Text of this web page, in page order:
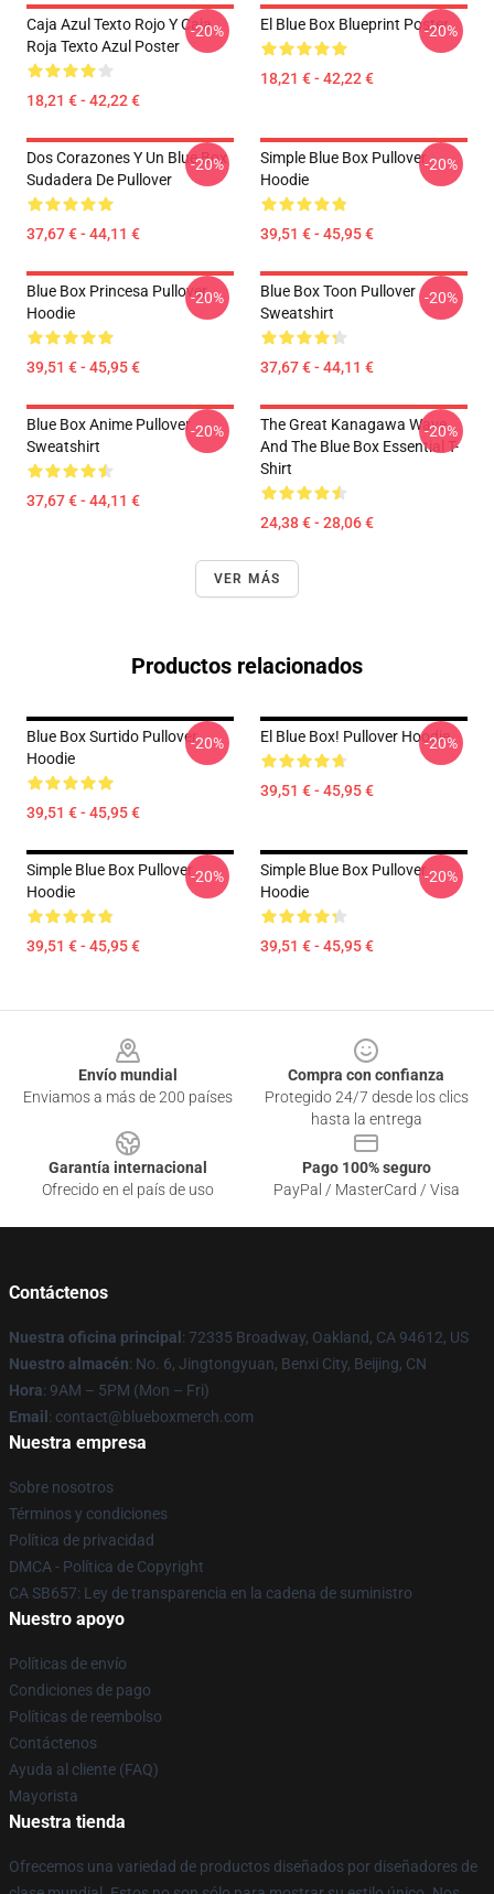
Caja Azul Texto Rojo Y Caja
Roja Texto Azul Poster
18,21 € - 42,22 €
-20% El Blue Box Blueprint Poster
18,21 € - 42,22 €
-20%
Dos Corazones Y Un Blue Box
Sudadera De Pullover
37,67 € - 44,11 €
-20%
Simple Blue Box Pullover
Hoodie
39,51 € - 45,95 €
-20%
Blue Box Princesa Pullover
Hoodie
39,51 € - 45,95 €
-20%
Blue Box Toon Pullover
Sweatshirt
37,67 € - 44,11 €
-20%
Blue Box Anime Pullover
Sweatshirt
37,67 € - 44,11 €
-20%
The Great Kanagawa Wave
And The Blue Box Essential T-
Shirt
24,38 € - 28,06 €
-20%
VER MÁS
Productos relacionados
Blue Box Surtido Pullover
Hoodie
39,51 € - 45,95 €
-20% El Blue Box! Pullover Hoodie
39,51 € - 45,95 €
-20%
Simple Blue Box Pullover
Hoodie
39,51 € - 45,95 €
-20%
Simple Blue Box Pullover
Hoodie
39,51 € - 45,95 €
-20%
Envío mundial
Enviamos a más de 200 países
Compra con confianza
Protegido 24/7 desde los clics
hasta la entrega
Garantía internacional
Ofrecido en el país de uso
Pago 100% seguro
PayPal / MasterCard / Visa
Contáctenos
Nuestra oficina principal : 72335 Broadway, Oakland, CA 94612, US
Nuestro almacén: No. 6, Jingtongyuan, Benxi City, Beijing, CN
Hora: 9AM – 5PM (Mon – Fri)
Email : contact@blueboxmerch.com
Nuestra empresa
Sobre nosotros
Términos y condiciones
Política de privacidad
DMCA - Política de Copyright
CA SB657: Ley de transparencia en la cadena de suministro
Nuestro apoyo
Políticas de envío
Condiciones de pago
Políticas de reembolso
Contáctenos
Ayuda al cliente (FAQ)
Mayorista
Nuestra tienda
Ofrecemos una variedad de productos diseñados por diseñadores de